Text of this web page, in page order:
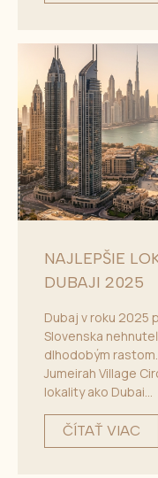
NAJLEPŠIE
DUBAJI 2025
Dubaj v roku 2025
Slovenska
dlhodobým
Jumeirah Village
lokality ako Dubai...
ČÍTAŤ VIAC